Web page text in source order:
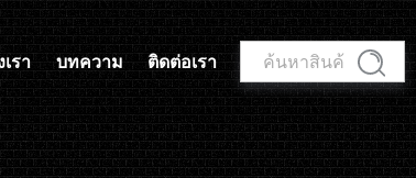
รา บทความ ติดต่อเรา ค้นหา: ค้นหา